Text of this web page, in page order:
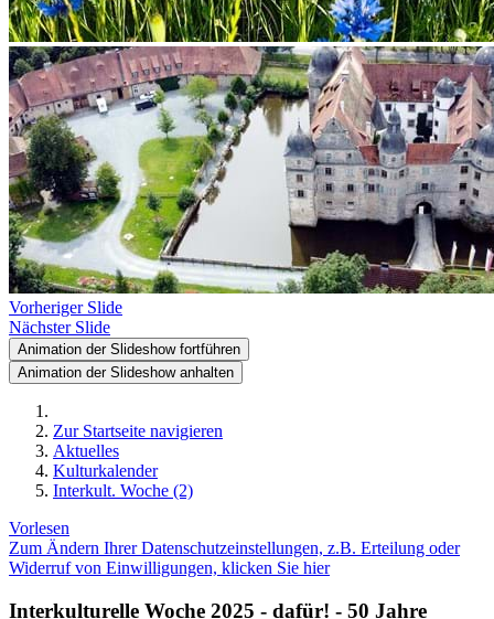
Vorheriger Slide
Nächster Slide
Animation der Slideshow fortführen
Animation der Slideshow anhalten
Zur Startseite navigieren
Aktuelles
Kulturkalender
Interkult. Woche (2)
Vorlesen
Zum Ändern Ihrer Datenschutzeinstellungen, z.B. Erteilung oder
Widerruf von Einwilligungen, klicken Sie hier
Interkulturelle Woche 2025 - dafür! - 50 Jahre